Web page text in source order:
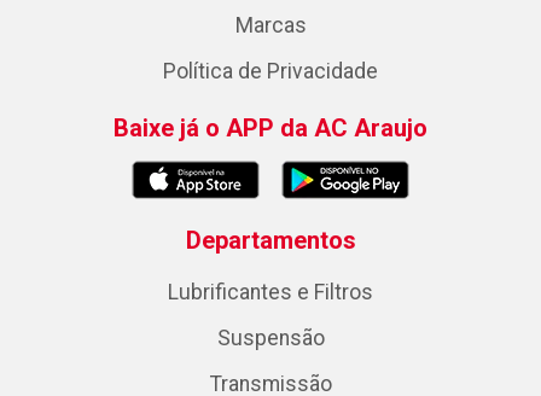
Marcas
Política de Privacidade
Baixe já o APP da AC Araujo
Departamentos
Lubrificantes e Filtros
Suspensão
Transmissão